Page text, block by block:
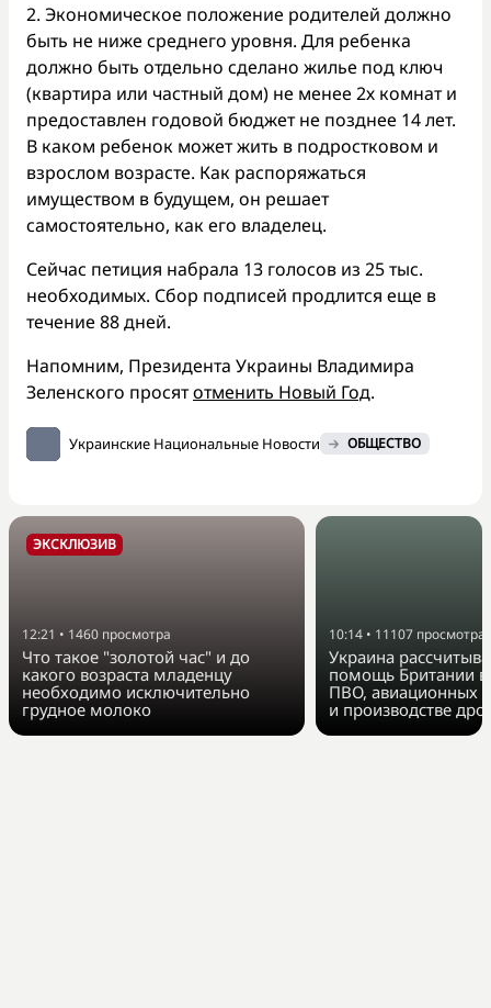
2. Экономическое положение родителей должно
быть не ниже среднего уровня. Для ребенка
должно быть отдельно сделано жилье под ключ
(квартира или частный дом) не менее 2х комнат и
предоставлен годовой бюджет не позднее 14 лет.
В каком ребенок может жить в подростковом и
взрослом возрасте. Как распоряжаться
имуществом в будущем, он решает
самостоятельно, как его владелец.
Сейчас петиция набрала 13 голосов из 25 тыс.
необходимых. Сбор подписей продлится еще в
течение 88 дней.
Напомним, Президента Украины Владимира
Зеленского просятотменить Новый Год.
Украинские Национальные Новости ОБЩЕСТВО
ЭКСКЛЮЗИВ
12:21 • 1460 просмотра
Что такое "золотой час" и до
какого возраста младенцу
необходимо исключительно
грудное молоко
10:14 • 11107 просмотра
Украина
помощь Британии в
ПВО, авиационных
и производстве